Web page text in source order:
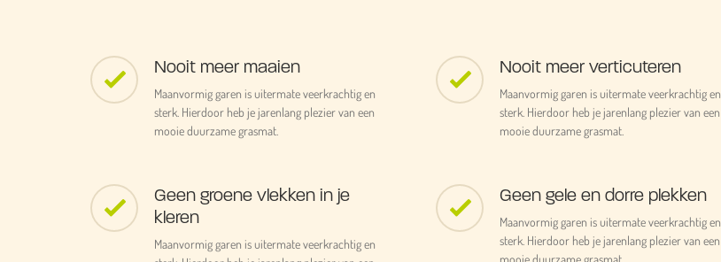
Nooit meer maaien
Maanvormig garen is uitermate veerkrachtig en
sterk. Hierdoor heb je jarenlang plezier van een
mooie duurzame grasmat.
Nooit meer verticuteren
Maanvormig garen is uitermate veerkrachtig en
sterk. Hierdoor heb je jarenlang plezier van een
mooie duurzame grasmat.
Geen groene vlekken in je
kleren
Maanvormig garen is uitermate veerkrachtig en
Geen gele en dorre plekken
Maanvormig garen is uitermate veerkrachtig en
sterk. Hierdoor heb je jarenlang plezier van een